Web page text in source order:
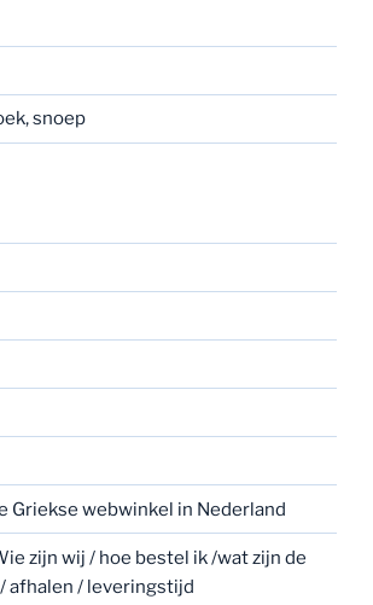
snoep
Griekse webwinkel in Nederland
zijn wij / hoe bestel ik /wat zijn de
afhalen / leveringstijd